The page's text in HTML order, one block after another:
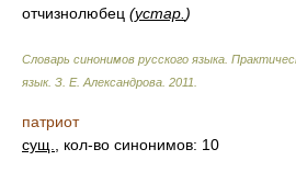
отчизнолюбец (устар. )
Словарь синонимов русского языка.
язык. З. Е. Александрова 2011
патриот
сущ.
, кол-во синонимов: 10